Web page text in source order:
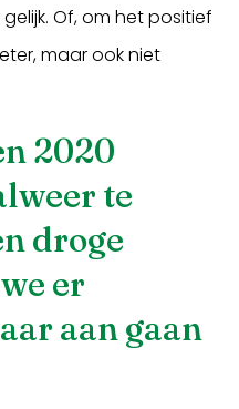
Of, om het positief
maar ook niet
2020
te
droge
er
aan gaan